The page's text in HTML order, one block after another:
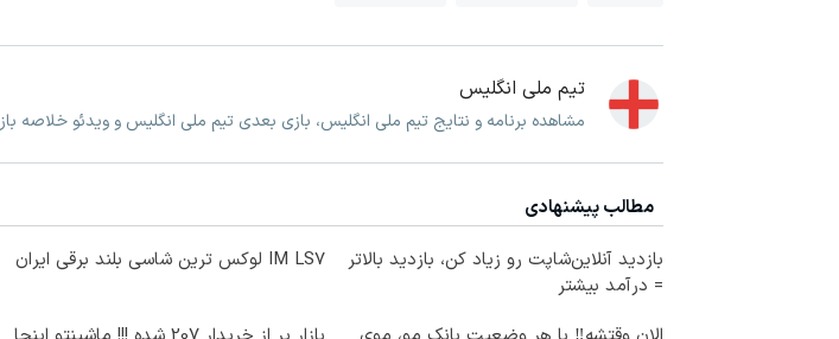
تیم ملی انگلیس
مشاهده برنامه و نتایج تیم ملی انگلیس، بازی بعدی تیم ملی انگلیس و ویدئو خلاصه
مطالب پیشنهادی
بازدید آنلاین‌شاپت رو زیاد کن، بازدید بالاتر
= درآمد بیشتر
IM LS7 لوکس ترین شاسی بلند برقی ایران